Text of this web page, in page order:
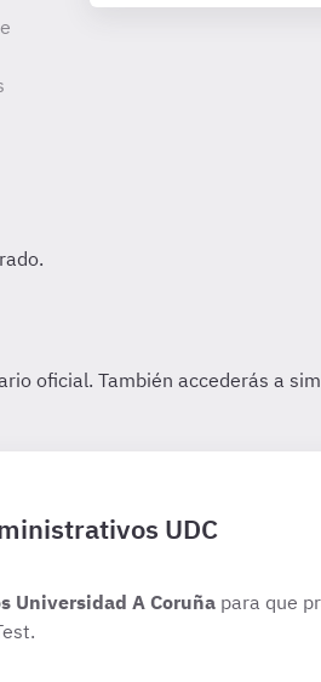
UDC
Universidad A Coruña para que